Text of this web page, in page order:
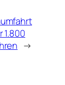
1.800
→